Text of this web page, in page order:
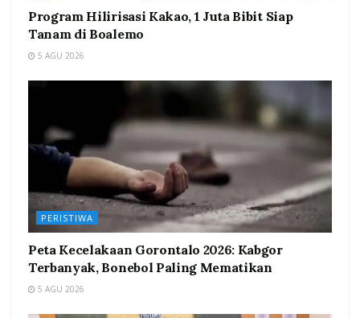
Program Hilirisasi Kakao, 1 Juta Bibit Siap
Tanam di Boalemo
5 AGU 2026
PERISTIWA
Peta Kecelakaan Gorontalo 2026: Kabgor
Terbanyak, Bonebol Paling Mematikan
5 AGU 2026